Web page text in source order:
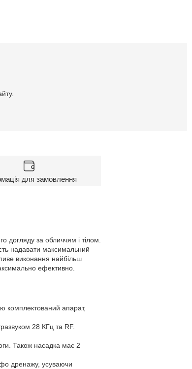
для замовлення
догляду за обличчям і тілом.
надавати максимальний
виконання найбільш
ефективно.
комплектований апарат,
28 КГц та RF.
Також насадка має 2
дренажу, усуваючи